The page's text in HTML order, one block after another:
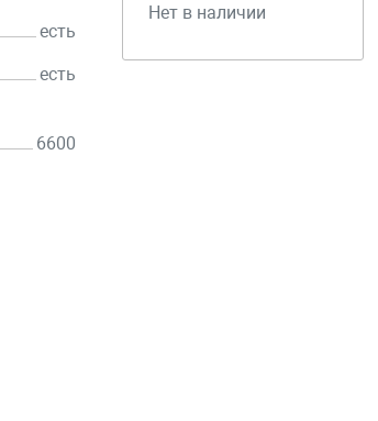
есть
есть
6600
Нет в наличии